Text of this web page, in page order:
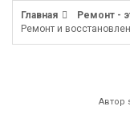
Главная
Ремонт -
Ремонт и
Автор